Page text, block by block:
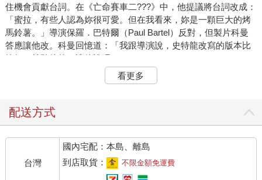
住機會貢獻台詞。在《亡命賽車二???》中，他提議將台詞改成：
「蜜拉，有些人認為妳很可愛。但在我看來，妳是一顆巨大的烤
馬鈴薯。」導演保羅．巴特爾（Paul Bartel）反對，但製片科曼
答應讓他改。科曼回憶道：「我跟導演說，史特龍改寫的版本比
較好。就聽他的，讓他說吧。」
在演出之餘，只要有工作，史特龍都做：戲院帶位、酒吧保鏢、
Moonblood）或JJ僵局（JJ Deadlock）。他有個創作靈感：一個
中途死在舞台上。史特龍下的標題是《悲傷藍調》（Sad
Blues）。另一部電影《直到年輕人離開》（Till Young Men
Exit）講的是幾個失業又挫敗的演員去綁架製片，然後把他丟進攪
拌機（本劇的含意無需解讀）。這些劇本全都被拒絕了。他把公
看更多
配送方式
台灣
國內宅配：本島、離島
到店取貨：
不限金額免運費